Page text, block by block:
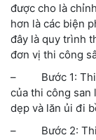
được cho là
hơn là các biện
đây là quy trình
đơn vị thi công
– Bước 1: Thi
của thi công san
dẹp và lăn ủi đi
– Bước 2: Thi